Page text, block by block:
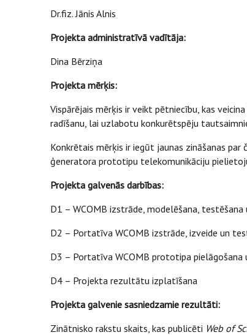
Dr.fiz. Jānis Alnis
Projekta administratīvā vadītāja:
Dina Bērziņa
Projekta mērķis:
Vispārējais mērķis ir veikt pētniecību, kas
radīšanu, lai uzlabotu konkurētspēju
Konkrētais mērķis ir iegūt jaunas zināšanas
ģeneratora prototipu telekomunikāciju
Projekta galvenās darbības:
D1 – WCOMB izstrāde, modelēšana, testēšana
D2 – Portatīva WCOMB izstrāde, izveide un
D3 – Portatīva WCOMB prototipa pielāgošana
D4 – Projekta rezultātu izplatīšana
Projekta galvenie sasniedzamie rezultāti:
Zinātnisko rakstu skaits, kas publicēti Web of